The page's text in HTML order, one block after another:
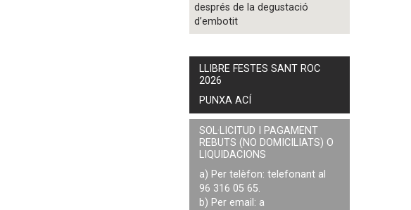
després de la degustació
d’embotit
LLIBRE FESTES SANT ROC
2026
PUNXA ACÍ
SOL·LICITUD I PAGAMENT
REBUTS (NO DOMICILIATS) O
LIQUIDACIONS
a) Per telèfon: telefonant al
96 316 05 65.
b) Per email: a